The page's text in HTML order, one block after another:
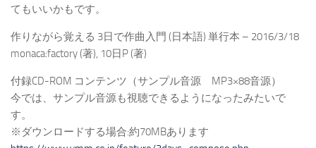
てもいいかもです。
作りながら覚える 3日で作曲入門 (日本語) 単行本 – 2016/3/18
monaca:factory (著), 10日P (著)
付録CD-ROM コンテンツ（サンプル音源 MP3×88音源）
今では、サンプル音源も視聴できるようになったみたいで
す。
※ダウンロードする場合:約70MBあります